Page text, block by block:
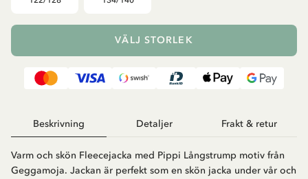
VÄLJ STORLEK
Beskrivning Detaljer Frakt & retur
Varm och skön Fleecejacka med Pippi Långstrump motiv från
Geggamoja. Jackan är perfekt som en skön jacka under vår och